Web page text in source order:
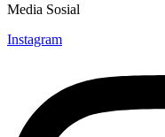
Media Sosial
Instagram